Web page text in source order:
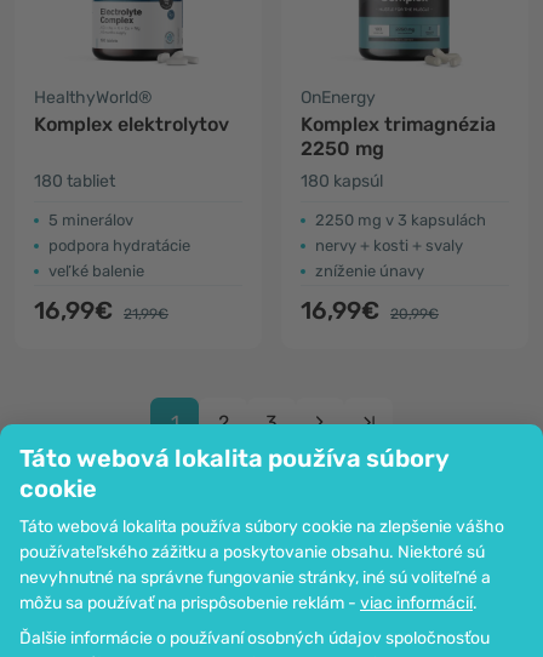
Táto webová lokalita používa súbory
cookie
Táto webová lokalita používa súbory cookie na zlepšenie vášho
používateľského zážitku a poskytovanie obsahu. Niektoré sú
nevyhnutné na správne fungovanie stránky, iné sú voliteľné a
môžu sa používať na prispôsobenie reklám - viac informácií.
Ďalšie informácie o používaní osobných údajov spoločnosťou
HealthyWorld®
Komplex elektrolytov
180 tabliet
5 minerálov
podpora hydratácie
veľké balenie
16,99€ 21,99€
OnEnergy
Komplex trimagnézia
2250 mg
180 kapsúl
2250 mg v 3 kapsulách
nervy + kosti + svaly
zníženie únavy
16,99€ 20,99€
1 2 3
Spoločnosť
Informácie
Pripoj sa k nám